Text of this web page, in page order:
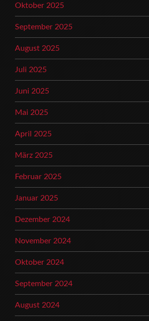
Oktober 2025
September 2025
August 2025
Juli 2025
Juni 2025
Mai 2025
April 2025
März 2025
Februar 2025
Januar 2025
Dezember 2024
November 2024
Oktober 2024
September 2024
August 2024